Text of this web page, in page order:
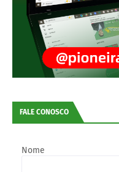
FALE CONOSCO
Nome